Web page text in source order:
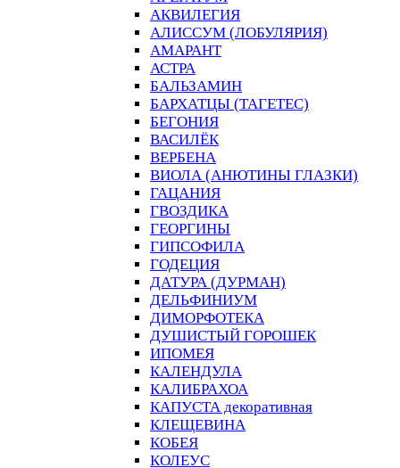
АКВИЛЕГИЯ
АЛИССУМ (ЛОБУЛЯРИЯ)
АМАРАНТ
АСТРА
БАЛЬЗАМИН
БАРХАТЦЫ (ТАГЕТЕС)
БЕГОНИЯ
ВАСИЛЁК
ВЕРБЕНА
ВИОЛА (АНЮТИНЫ ГЛАЗКИ)
ГАЦАНИЯ
ГВОЗДИКА
ГЕОРГИНЫ
ГИПСОФИЛА
ГОДЕЦИЯ
ДАТУРА (ДУРМАН)
ДЕЛЬФИНИУМ
ДИМОРФОТЕКА
ДУШИСТЫЙ ГОРОШЕК
ИПОМЕЯ
КАЛЕНДУЛА
КАЛИБРАХОА
КАПУСТА декоративная
КЛЕЩЕВИНА
КОБЕЯ
КОЛЕУС